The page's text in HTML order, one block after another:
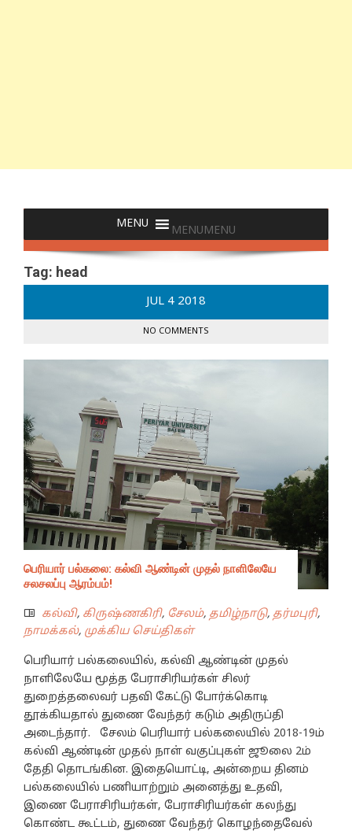
MENUMENU
Tag: head
JUL 4 2018
NO COMMENTS
பெரியார் பல்கலை: கல்வி ஆண்டின் முதல் நாளிலேயே
சலசலப்பு ஆரம்பம்!
கல்வி, கிருஷ்ணகிரி, சேலம், தமிழ்நாடு, தர்மபுரி,
நாமக்கல், முக்கிய செய்திகள்
பெரியார் பல்கலையில், கல்வி ஆண்டின் முதல்
நாளிலேயே மூத்த பேராசிரியர்கள் சிலர்
துறைத்தலைவர் பதவி கேட்டு போர்க்கொடி
தூக்கியதால் துணை வேந்தர் கடும் அதிருப்தி
அடைந்தார். சேலம் பெரியார் பல்கலையில் 2018-19ம்
கல்வி ஆண்டின் முதல் நாள் வகுப்புகள் ஜூலை 2ம்
தேதி தொடங்கின. இதையொட்டி, அன்றைய தினம்
பல்கலையில் பணியாற்றும் அனைத்து உதவி,
இணை பேராசிரியர்கள், பேராசிரியர்கள் கலந்து
கொண்ட கூட்டம், துணை வேந்தர் கொழந்தைவேல்